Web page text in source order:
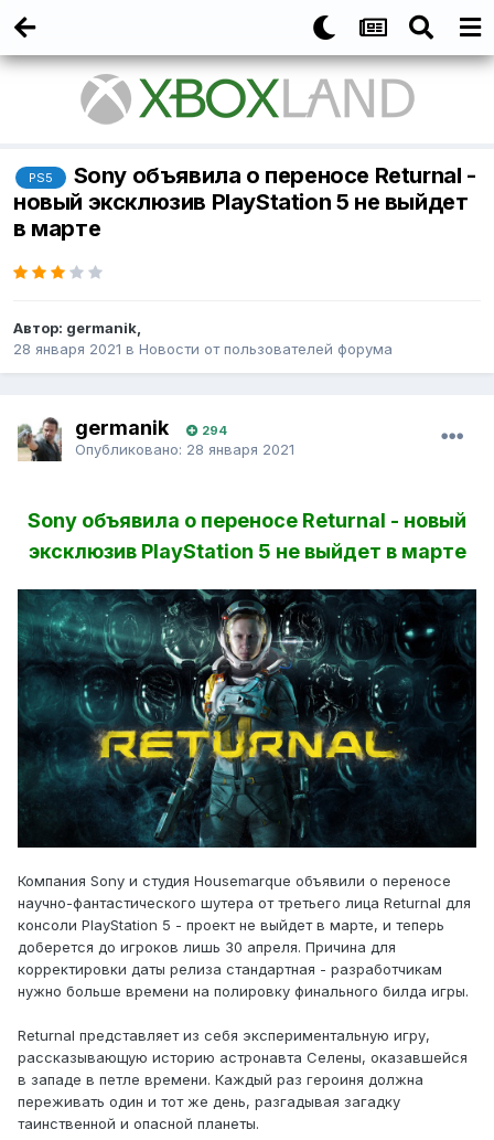
PS5
Sony объявила о переносе Returnal -
новый эксклюзив PlayStation 5 не выйдет
в марте
Автор: germanik,
28 января 2021 в Новости от пользователей форума
germanik 294
Опубликовано: 28 января 2021
Sony объявила о переносе Returnal - новый
эксклюзив PlayStation 5 не выйдет в марте
Компания Sony и студия Housemarque объявили о переносе
научно-фантастического шутера от третьего лица Returnal для
консоли PlayStation 5 - проект не выйдет в марте, и теперь
доберется до игроков лишь 30 апреля. Причина для
корректировки даты релиза стандартная - разработчикам
нужно больше времени на полировку финального билда игры.
Returnal представляет из себя экспериментальную игру,
рассказывающую историю астронавта Селены, оказавшейся
в западе в петле времени. Каждый раз героиня должна
переживать один и тот же день, разгадывая загадку
таинственной и опасной планеты.